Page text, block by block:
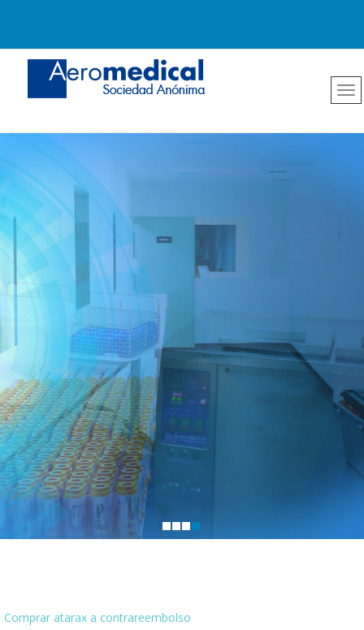
Comprar atarax a contrareembolso